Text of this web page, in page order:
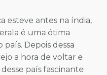
esteve antes na índia,
é uma ótima
Depois dessa
a hora de voltar e
país fascinante